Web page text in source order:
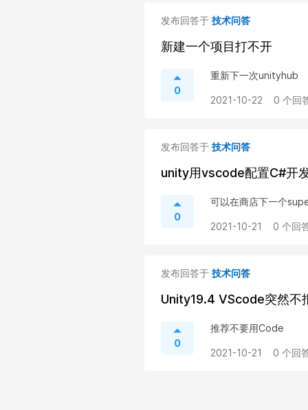
发布回答于 技术问答
新建一个项目打不开
0
重新下一次unityhub
2021-10-22 0 个回
发布回答于 技术问答
unity用vscode配置C#开
0
可以在商店下一个
2021-10-21 0 个回
发布回答于 技术问答
Unity19.4 VScode突然不
0
推荐不要用Code
2021-10-21 0 个回